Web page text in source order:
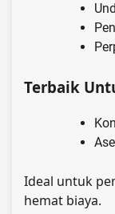
Terbaik
Ideal untuk
hemat biaya.